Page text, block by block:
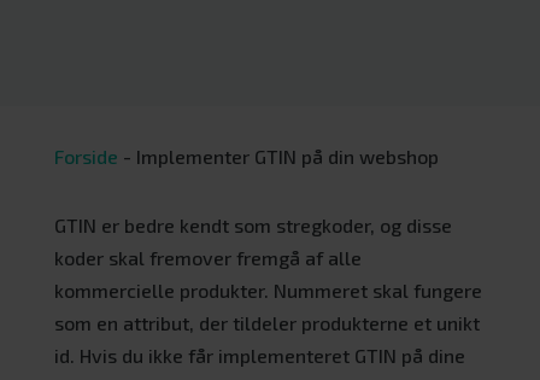
Forside - Implementer GTIN på din webshop
GTIN er bedre kendt som stregkoder, og disse
koder skal fremover fremgå af alle
kommercielle produkter. Nummeret skal fungere
som en attribut, der tildeler produkterne et unikt
id. Hvis du ikke får implementeret GTIN på dine